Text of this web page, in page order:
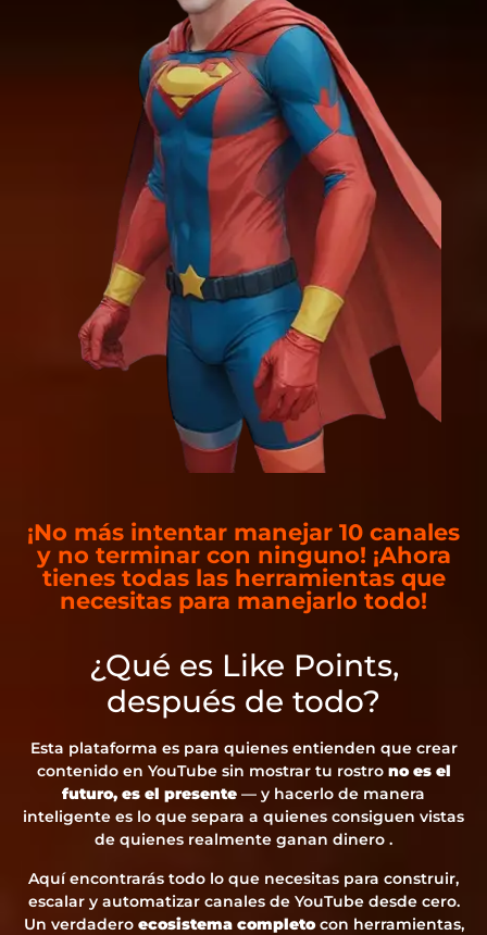
¡No más intentar manejar 10 canales
y no terminar con ninguno! ¡Ahora
tienes todas las herramientas que
necesitas para manejarlo todo!
¿Qué es Like Points,
después de todo?
Esta plataforma es para quienes entienden que crear
contenido en YouTube sin mostrar tu rostro no es el
futuro, es el presente — y hacerlo de manera
inteligente es lo que separa a quienes consiguen vistas
de quienes realmente ganan dinero .
Aquí encontrarás todo lo que necesitas para construir,
escalar y automatizar canales de YouTube desde cero.
Un verdadero ecosistema completocon herramientas,